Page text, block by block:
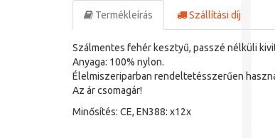
Termékleírás Szállítási díj
Szálmentes fehér kesztyű, passzé nélküli
Anyaga: 100% nylon.
Élelmiszeriparban rendeltetésszerűen
Az ár csomagár!
Minősítés: CE, EN388: x12x